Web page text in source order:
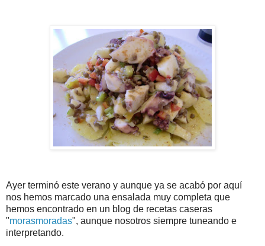
Ayer terminó este verano y aunque ya se acabó por aquí
nos hemos marcado una ensalada muy completa que
hemos encontrado en un blog de recetas caseras
"morasmoradas", aunque nosotros siempre tuneando e
interpretando.